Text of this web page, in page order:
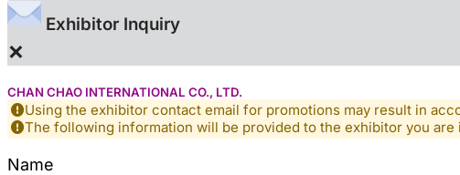
Exhibitor Inquiry
×
CHAN CHAO INTERNATIONAL CO., LTD.
Using the exhibitor contact email for promotions may result in
The following information will be provided to the exhibitor you
Name